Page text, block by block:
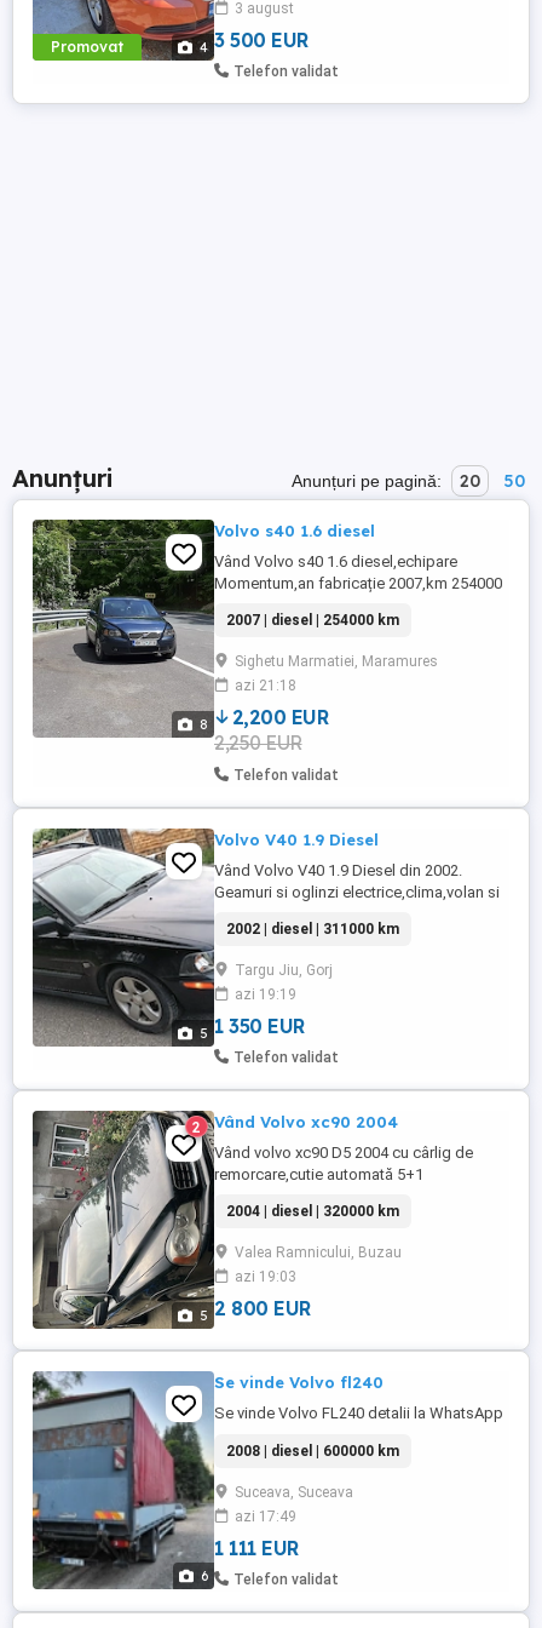
Promovat 4
3 august
3 500 EUR
Telefon validat
Anunțuri Anunțuri pe pagină: 20 50
8
Volvo s40 1.6 diesel
Vând Volvo s40 1.6 diesel,echipare
Momentum,an fabricație 2007,km 254000
*închidere centralizată *pilot automat
*comenzi pe volan *volan din piele,
reglabil pe înălțime *scaune încălzite
*scaune reglabile pe înălțime *cotieră față
spate *banchetă cu scaune înălțătoare ...
2007 | diesel | 254000 km
Sighetu Marmatiei, Maramures
azi 21:18
2,200 EUR
2,250 EUR
Telefon validat
5
Volvo V40 1.9 Diesel
Vând Volvo V40 1.9 Diesel din 2002.
Geamuri si oglinzi electrice,clima,volan si
piele,pilot,trapa electrica pe 2 poziții,bare
portbagaj pe plafon, inchidere
centralizata,volan reglabil,proiectoare,
jante de aliaj, anvelope mixte foarte bine.
KM 311000. ...
2002 | diesel | 311000 km
Targu Jiu, Gorj
azi 19:19
1 350 EUR
Telefon validat
5
2 Vând Volvo xc90 2004
Vând volvo xc90 D5 2004 cu cârlig de
remorcare,cutie automată 5+1
cu servisarea abia făcută,distribuție
schimbată ,climă funcțională,faruri xenon
de fabrică,pilot automat,geometrie roți
efectuată anvelope pirelli toate la fel,roata
de rezervă slim,pompa de motorină ...
2004 | diesel | 320000 km
Valea Ramnicului, Buzau
azi 19:03
2 800 EUR
6
Se vinde Volvo fl240
Se vinde Volvo FL240 detalii la WhatsApp
2008 | diesel | 600000 km
Suceava, Suceava
azi 17:49
1 111 EUR
Telefon validat